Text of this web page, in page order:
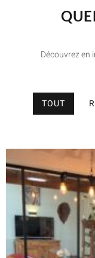
Découvrez en
TOUT